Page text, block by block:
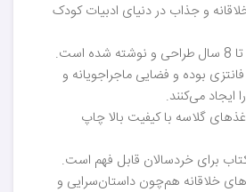
و جذاب در دنیای ادبیات کودک
بوده و فضایی ماجراجویانه و
می‌کنند.
گلاسه با کیفیت بالا چاپ
برای خردسالان قابل فهم است.
خلاقانه هم‌چون داستان‌سرایی و